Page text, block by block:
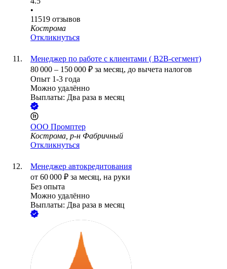
•
11519 отзывов
Кострома
Откликнуться
Менеджер по работе с клиентами ( B2B-сегмент)
80 000 – 150 000 ₽ за месяц, до вычета налогов
Опыт 1-3 года
Можно удалённо
Выплаты: Два раза в месяц
ООО Промптер
Кострома, р-н Фабричный
Откликнуться
Менеджер автокредитования
от 60 000 ₽ за месяц, на руки
Без опыта
Можно удалённо
Выплаты: Два раза в месяц